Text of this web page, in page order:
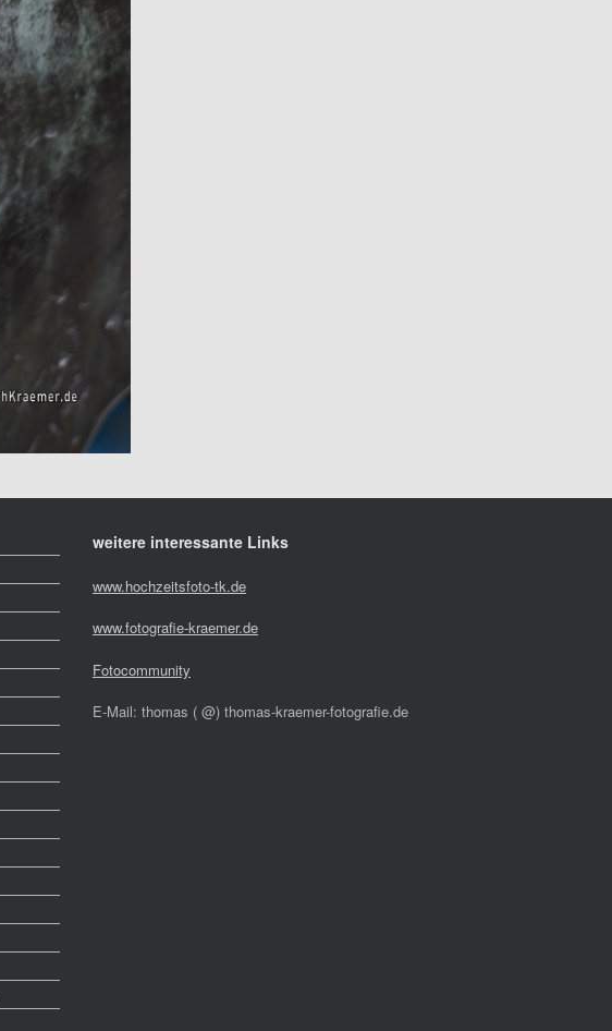
weitere interessante Links
www.hochzeitsfoto-tk.de
www.fotografie-kraemer.de
Fotocommunity
E-Mail: thomas ( @) thomas-kraemer-fotografie.de